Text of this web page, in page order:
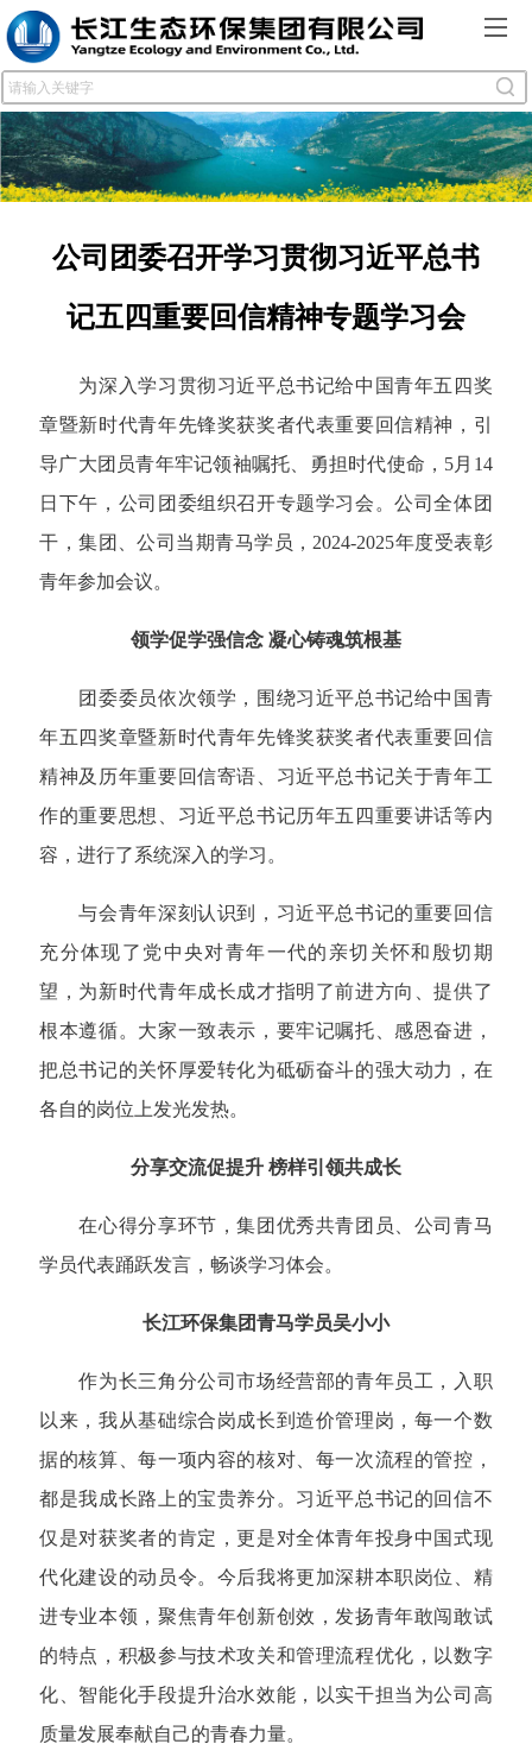
公司团委召开学习贯彻习近平总书
记五四重要回信精神专题学习会
为深入学习贯彻习近平总书记给中国青年五四奖
章暨新时代青年先锋奖获奖者代表重要回信精神，引
导广大团员青年牢记领袖嘱托、勇担时代使命，5月14
日下午，公司团委组织召开专题学习会。公司全体团
干，集团、公司当期青马学员，2024-2025年度受表彰
青年参加会议。
领学促学强信念 凝心铸魂筑根基
团委委员依次领学，围绕习近平总书记给中国青
年五四奖章暨新时代青年先锋奖获奖者代表重要回信
精神及历年重要回信寄语、习近平总书记关于青年工
作的重要思想、习近平总书记历年五四重要讲话等内
容，进行了系统深入的学习。
与会青年深刻认识到，习近平总书记的重要回信
充分体现了党中央对青年一代的亲切关怀和殷切期
望，为新时代青年成长成才指明了前进方向、提供了
根本遵循。大家一致表示，要牢记嘱托、感恩奋进，
把总书记的关怀厚爱转化为砥砺奋斗的强大动力，在
各自的岗位上发光发热。
分享交流促提升 榜样引领共成长
在心得分享环节，集团优秀共青团员、公司青马
学员代表踊跃发言，畅谈学习体会。
长江环保集团青马学员吴小小
作为长三角分公司市场经营部的青年员工，入职
以来，我从基础综合岗成长到造价管理岗，每一个数
据的核算、每一项内容的核对、每一次流程的管控，
都是我成长路上的宝贵养分。习近平总书记的回信不
仅是对获奖者的肯定，更是对全体青年投身中国式现
代化建设的动员令。今后我将更加深耕本职岗位、精
进专业本领，聚焦青年创新创效，发扬青年敢闯敢试
的特点，积极参与技术攻关和管理流程优化，以数字
化、智能化手段提升治水效能，以实干担当为公司高
质量发展奉献自己的青春力量。